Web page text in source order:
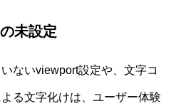
未設定
ないviewport設定や、文字コ
る文字化けは、ユーザー体験